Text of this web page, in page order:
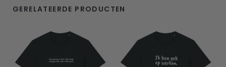
GERELATEERDE PRODUCTEN